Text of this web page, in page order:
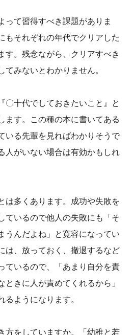
って習得すべき課題がありま
もそれぞれの年代でクリアした
す。残念ながら、クリアすべき
てみないとわかりません。
〇十代でしておきたいこと』と
ます。この種の本に書いてある
いる先輩を見ればわかりそうで
人がいない場合は有効かもしれ
は多くあります。成功や失敗を
ているので他人の失敗にも「そ
うんだよね」と寛容になってい
は、放っておく、撤退するなど
ているので、「あまり自分を責
ときに人が責めてくれるから」
るようになります。
方をしていますか。「幼稚と若